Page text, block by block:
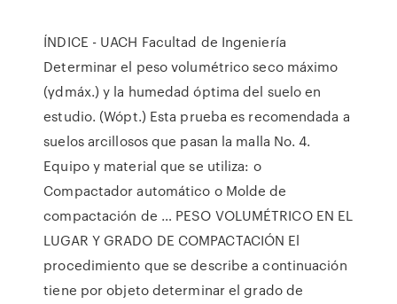
ÍNDICE - UACH Facultad de Ingeniería
Determinar el peso volumétrico seco máximo
(γdmáx.) y la humedad óptima del suelo en
estudio. (Wópt.) Esta prueba es recomendada a
suelos arcillosos que pasan la malla No. 4.
Equipo y material que se utiliza: o
Compactador automático o Molde de
compactación de … PESO VOLUMÉTRICO EN EL
LUGAR Y GRADO DE COMPACTACIÓN El
procedimiento que se describe a continuación
tiene por objeto determinar el grado de